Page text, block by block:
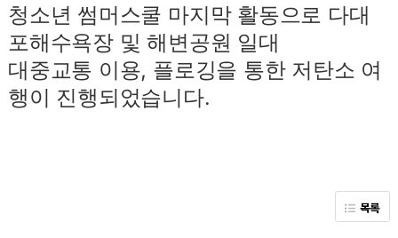
청소년 썸머스쿨 마지막 활동으로 다대
포해수욕장 및 해변공원 일대
대중교통 이용, 플로깅을 통한 저탄소 여
행이 진행되었습니다.
목록